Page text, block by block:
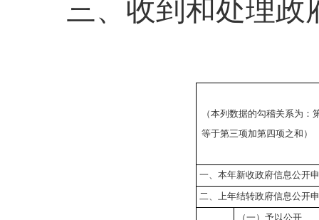
三、收到和处理
（本列数据的勾稽关系为：
等于第三项加第四项之和）
一、本年新收政府信息公开
二、上年结转政府信息公开
（一）予以公开